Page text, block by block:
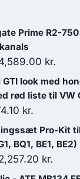
Prime R2-
4,799.00 kr..
kr.
pris
look med
rød liste til VW
kr..
kr.
aktuelle
pris
er:
674.10 kr..
Pro-Kit
BQ1, BE1, BE2)
kr.